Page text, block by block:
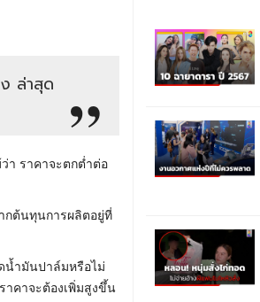
ล่าสุด
า ราคาจะตกต่ำต่อ
กต้นทุนการผลิตอยู่ที่
น้ำมันปาล์มหรือไม่
าคาจะต้องเพิ่มสูงขึ้น